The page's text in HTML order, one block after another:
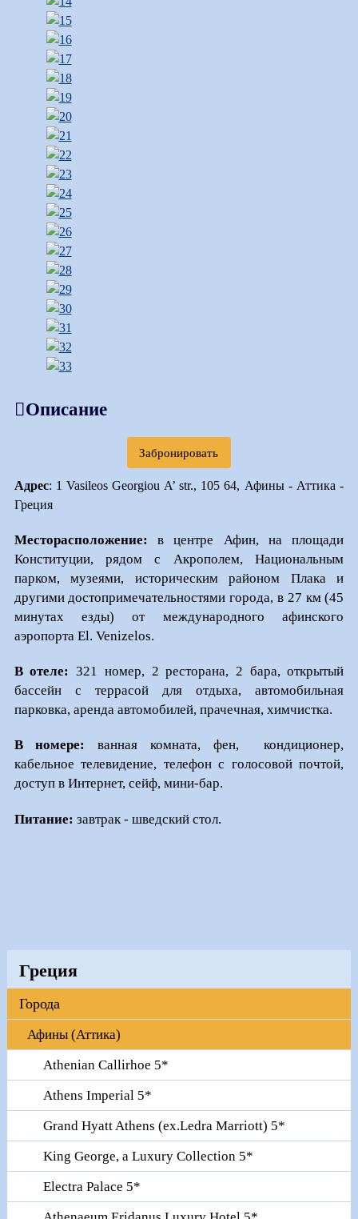
Описание
Забронировать
Адрес: 1 Vasileos Georgiou A’ str., 105 64, Афины - Аттика -
Греция
Месторасположение: в центре Афин, на площади
Конституции, рядом с Акрополем, Национальным
парком, музеями, историческим районом Плака и
другими достопримечательностями города, в 27 км (45
минутах езды) от международного афинского
аэропорта El. Venizelos.
В отеле: 321 номер, 2 ресторана, 2 бара, открытый
бассейн с террасой для отдыха, автомобильная
парковка, аренда автомобилей, прачечная, химчистка.
В номере:
ванная комната, фен, кондиционер,
кабельное телевидение, телефон с голосовой почтой,
доступ в Интернет, сейф, мини-бар.
Питание: завтрак - шведский стол.
Греция
Города
Афины (Аттика)
Athenian Callirhoe 5*
Athens Imperial 5*
Grand Hyatt Athens (ex.Ledra Marriott) 5*
King George, a Luxury Collection 5*
Electra Palace 5*